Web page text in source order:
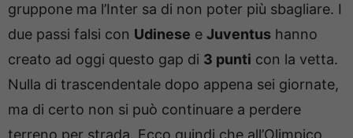
gruppone ma l’Inter sa di non poter più sbagliare. I
due passi falsi con Udinese e Juventus hanno
creato ad oggi questo gap di 3 punti con la vetta.
Nulla di trascendentale dopo appena sei giornate,
ma di certo non si può continuare a perdere